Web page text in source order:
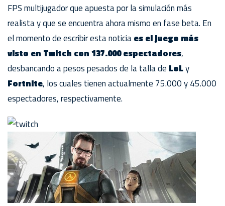
FPS multijugador que apuesta por la simulación más
realista y que se encuentra ahora mismo en fase beta. En
el momento de escribir esta noticiaes el juego más
visto en Twitch con 137.000 espectadores,
desbancando a pesos pesados de la talla de LoLy
Fortnite, los cuales tienen actualmente 75.000 y 45.000
espectadores, respectivamente.